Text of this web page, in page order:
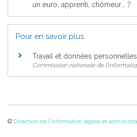
un euro, apprenti, chômeur... ?
Pour en savoir plus
Travail et données personnelles
Commission nationale de
© Direction de l'information légale et